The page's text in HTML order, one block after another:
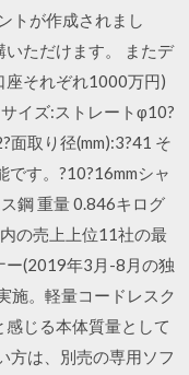
トが作成されまし
ただけます。 またデ
座それぞれ1000万円)
イズ:ストレートφ10?
取り径(mm):3?41 そ
です。?10?16mmシャ
鋼 重量 0.846キログ
の売上上位11社の最
ー(2019年3月-8月の独
施。軽量コードレスク
じる本体質量として
方は、別売の専用ソフ